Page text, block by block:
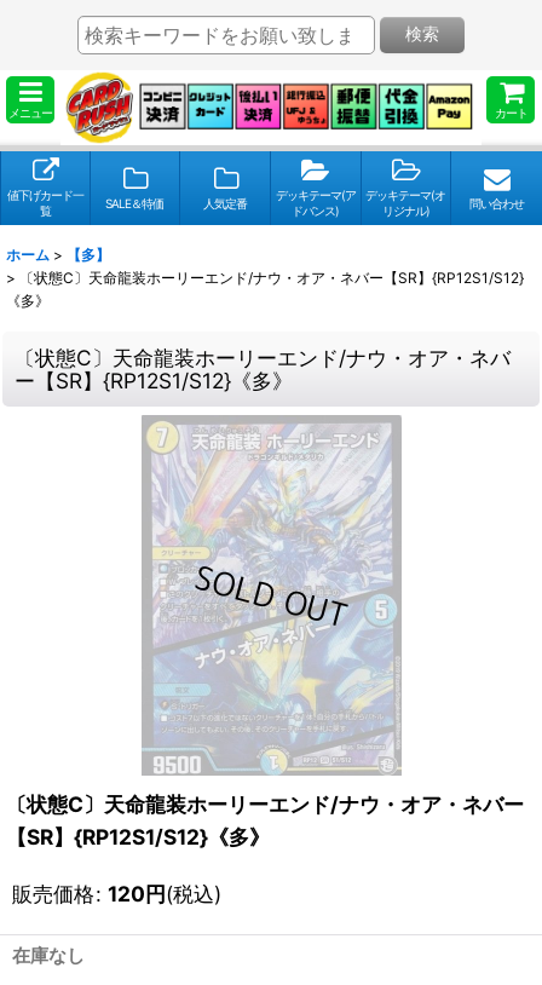
メニュー カート
検索
値下げカード一
覧
SALE＆特価 人気定番
デッキテーマ(ア
ドバンス)
デッキテーマ(オ
リジナル)
問い合わせ
ホーム >
【多】
>
〔状態C〕天命龍装ホーリーエンド/ナウ・オア・ネバー【SR】{RP12S1/S12}
《多》
〔状態C〕天命龍装ホーリーエンド/ナウ・オア・ネバ
ー【SR】{RP12S1/S12}《多》
〔状態C〕天命龍装ホーリーエンド/ナウ・オア・ネバー
【SR】{RP12S1/S12}《多》
販売価格: 120円(税込)
在庫なし